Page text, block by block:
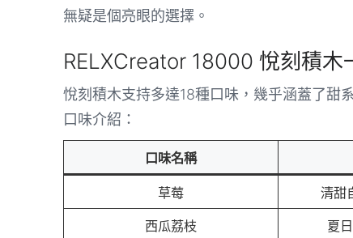
無疑是個亮眼的選擇。
RELXCreator 18000 悅刻積
悅刻積木支持多達18種口味，幾乎涵蓋了甜
口味介紹：
口味名稱
草莓 清甜
西瓜荔枝 夏